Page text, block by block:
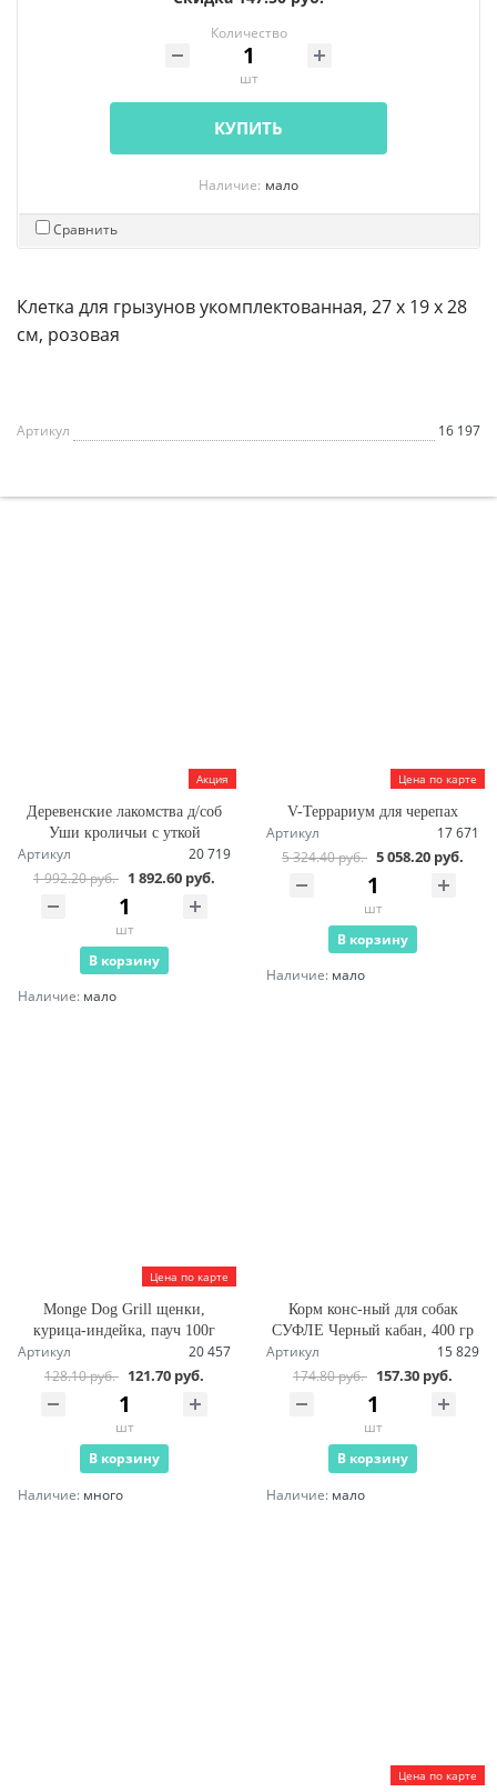
Количество
шт
КУПИТЬ
Наличие: мало
Сравнить
Клетка для грызунов укомплектованная, 27 х 19 х 28
см, розовая
Артикул 16 197
Акция
Деревенские лакомства д/соб
Уши кроличьи с уткой
Артикул
20 719
1 992.20 руб. 1 892.60 руб.
шт
В корзину
Наличие: мало
Цена по карте
V-Террариум для черепах
Артикул
17 671
5 324.40 руб. 5 058.20 руб.
шт
В корзину
Наличие: мало
Цена по карте
Monge Dog Grill щенки,
курица-индейка, пауч 100г
Артикул
20 457
128.10 руб. 121.70 руб.
шт
В корзину
Наличие: много
Корм конс-ный для собак
СУФЛЕ Черный кабан, 400 гр
Артикул
15 829
174.80 руб. 157.30 руб.
шт
В корзину
Наличие: мало
Цена по карте